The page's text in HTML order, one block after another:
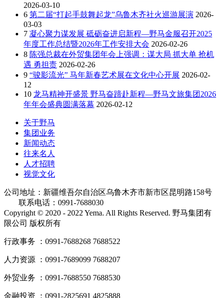
2026-03-10
6 第二届“打起手鼓舞起龙”乌鲁木齐社火巡游展演 2026-
03-03
7 凝心聚力谋发展 砥砺奋进启新程—野马金服召开2025
年度工作总结暨2026年工作安排大会 2026-02-26
8 陈强总裁在外贸集团年会上强调：谋大局 抓大单 抢机
遇 勇担责 2026-02-26
9 “骏影流光” 马年新春艺术展在文化中心开展 2026-02-
12
10 龙马精神开盛景 野马奋蹄赴新程—野马文旅集团2026
年年会盛典圆满落幕 2026-02-12
关于野马
集团业务
新闻动态
往来名人
人才招聘
视觉文化
公司地址：新疆维吾尔自治区乌鲁木齐市新市区昆明路158号
联系电话：0991-7688030
Copyright © 2020 - 2022 Yema. All Rights Reserved. 野马集团有
限公司 版权所有
行政事务 ：0991-7688268 7688522
人力资源 ：0991-7689099 7688207
外贸业务 ：0991-7688550 7688530
金融投资 ：0991-2825691 4825888